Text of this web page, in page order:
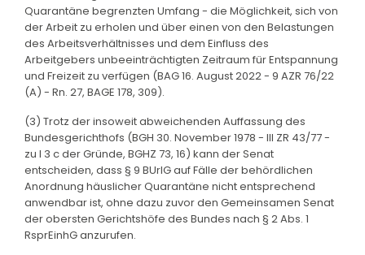
Quarantäne begrenzten Umfang - die Möglichkeit, sich von
der Arbeit zu erholen und über einen von den Belastungen
des Arbeitsverhältnisses und dem Einfluss des
Arbeitgebers unbeeinträchtigten Zeitraum für Entspannung
und Freizeit zu verfügen (BAG 16. August 2022 - 9 AZR 76/22
(A) - Rn. 27, BAGE 178, 309).
(3) Trotz der insoweit abweichenden Auffassung des
Bundesgerichthofs (BGH 30. November 1978 - III ZR 43/77 -
zu I 3 c der Gründe, BGHZ 73, 16) kann der Senat
entscheiden, dass § 9 BUrlG auf Fälle der behördlichen
Anordnung häuslicher Quarantäne nicht entsprechend
anwendbar ist, ohne dazu zuvor den Gemeinsamen Senat
der obersten Gerichtshöfe des Bundes nach § 2 Abs. 1
RsprEinhG anzurufen.